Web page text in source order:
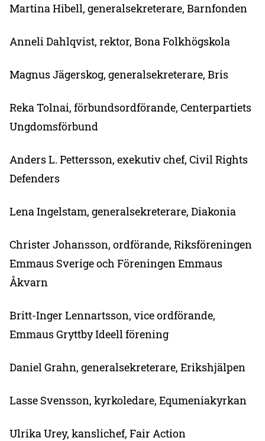
Martina Hibell, generalsekreterare, Barnfonden
Anneli Dahlqvist, rektor, Bona Folkhögskola
Magnus Jägerskog, generalsekreterare, Bris
Reka Tolnai, förbundsordförande, Centerpartiets
Ungdomsförbund
Anders L. Pettersson, exekutiv chef, Civil Rights
Defenders
Lena Ingelstam, generalsekreterare, Diakonia
Christer Johansson, ordförande, Riksföreningen
Emmaus Sverige och Föreningen Emmaus
Åkvarn
Britt-Inger Lennartsson, vice ordförande,
Emmaus Gryttby Ideell förening
Daniel Grahn, generalsekreterare, Erikshjälpen
Lasse Svensson, kyrkoledare, Equmeniakyrkan
Ulrika Urey, kanslichef, Fair Action